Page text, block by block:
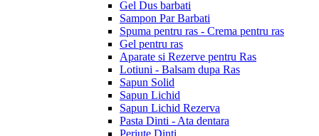
Gel Dus barbati
Sampon Par Barbati
Spuma pentru ras - Crema pentru ras
Gel pentru ras
Aparate si Rezerve pentru Ras
Lotiuni - Balsam dupa Ras
Sapun Solid
Sapun Lichid
Sapun Lichid Rezerva
Pasta Dinti - Ata dentara